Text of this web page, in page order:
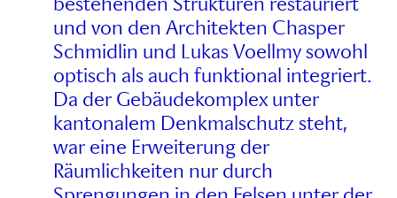
und von den Architekten Chasper
Schmidlin und Lukas Voellmy sowohl
optisch als auch funktional integriert.
Da der Gebäudekomplex unter
kantonalem Denkmalschutz steht,
war eine Erweiterung der
Räumlichkeiten nur durch